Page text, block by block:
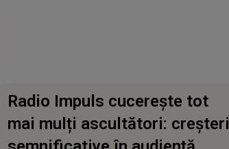
Radio Impuls cucerește tot
mai mulți ascultători: creșteri